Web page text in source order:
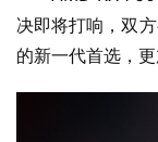
决即将打响，双
的新一代首选，